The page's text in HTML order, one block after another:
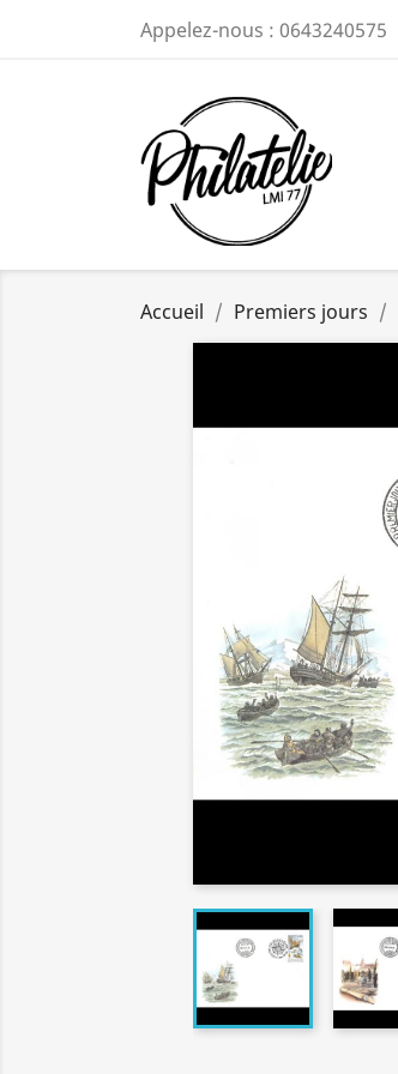
Appelez-nous : 0643240575
Accueil Premiers jours